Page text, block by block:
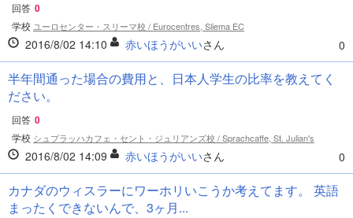
回答 0
学校ユーロセンター・スリーマ校 / Eurocentres, Sliema EC
2016/8/02 14:10 赤いほうがいいさん 0
半年間通った場合の費用と、日本人学生の比率を教えてく
ださい。
回答 0
学校 シュプラッハカフェ・セント・ジュリアンズ校 / Sprachcaffe, St. Julian's
2016/8/02 14:09 赤いほうがいいさん 0
カナダのウィスラーにワーホリいこうか考えてます。 英語
まったくできないんで、3ヶ月...